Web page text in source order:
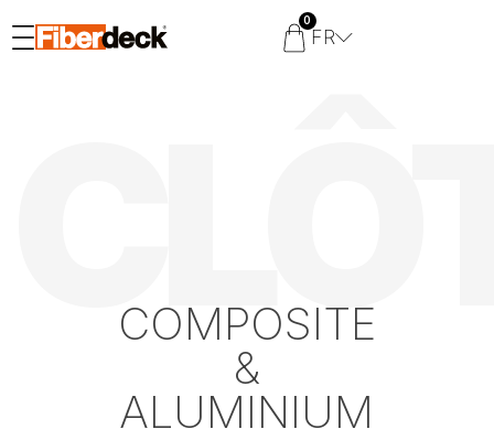
0
FR
COMPOSITE
&
ALUMINIUM